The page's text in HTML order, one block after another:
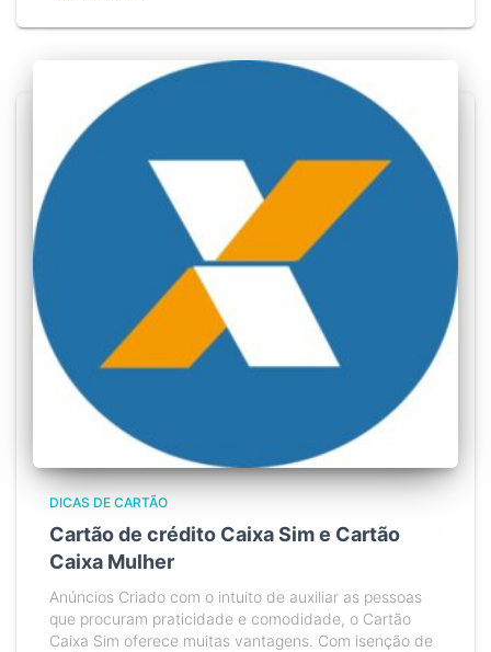
DICAS DE CARTÃO
Cartão de crédito Caixa Sim e Cartão
Caixa Mulher
Anúncios Criado com o intuito de auxiliar as pessoas
que procuram praticidade e comodidade, o Cartão
Caixa Sim oferece muitas vantagens. Com isenção de